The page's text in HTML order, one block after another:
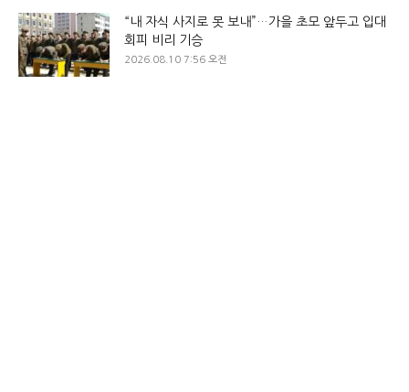
“내 자식 사지로 못 보내”…가을 초모 앞두고 입대
회피 비리 기승
2026.08.10 7:56 오전